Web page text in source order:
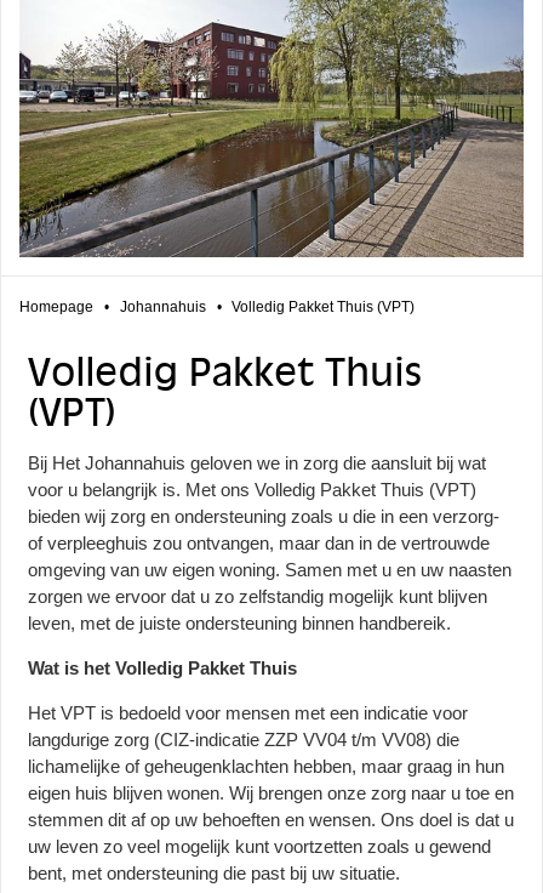
Homepage • Johannahuis • Volledig Pakket Thuis (VPT)
Volledig Pakket Thuis
(VPT)
Bij Het Johannahuis geloven we in zorg die aansluit bij wat
voor u belangrijk is. Met ons Volledig Pakket Thuis (VPT)
bieden wij zorg en ondersteuning zoals u die in een verzorg-
of verpleeghuis zou ontvangen, maar dan in de vertrouwde
omgeving van uw eigen woning. Samen met u en uw naasten
zorgen we ervoor dat u zo zelfstandig mogelijk kunt blijven
leven, met de juiste ondersteuning binnen handbereik.
Wat is het Volledig Pakket Thuis
Het VPT is bedoeld voor mensen met een indicatie voor
langdurige zorg (CIZ-indicatie ZZP VV04 t/m VV08) die
lichamelijke of geheugenklachten hebben, maar graag in hun
eigen huis blijven wonen. Wij brengen onze zorg naar u toe en
stemmen dit af op uw behoeften en wensen. Ons doel is dat u
uw leven zo veel mogelijk kunt voortzetten zoals u gewend
bent, met ondersteuning die past bij uw situatie.